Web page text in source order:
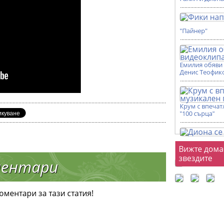
за тази статия!
"Пайнер"
Емилия
Денис
Крум с
"100 сърца"
Фото
Вижте
звездите